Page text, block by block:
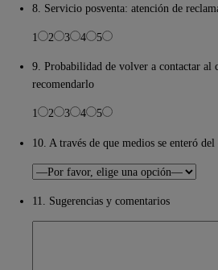
8. Servicio posventa: atención de
1 2 3 4 5
9. Probabilidad de volver a contactar al
recomendarlo
1 2 3 4 5
10. A través de que medios se enteró
11. Sugerencias y comentarios